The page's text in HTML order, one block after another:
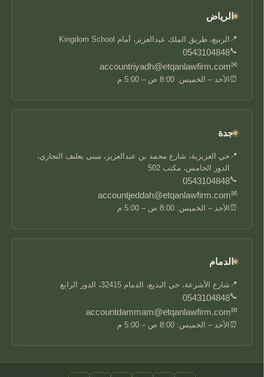
الرياض
📍 الربيع، طريق الملك عبدالعزيز، أمام Kingdom School
📞
0543104848
✉
accountriyadh@etqanlawfirm.com
⏰ الأحد – الخميس: 8:00 ص – 5:00 م
جدة
📍 حي العزيزية، شارع محمد بن عبدالعزيز، مبنى بعلنف التجاري،
الدور الخامس، مكتب 502
📞
0543104848
✉
accountjeddah@etqanlawfirm.com
⏰ الأحد – الخميس: 8:00 ص – 5:00 م
الدمام
📍 شارع الأشرعة، حي البديع، الدمام 32415، الدور الرابع
📞
0543104848
✉
accountdammam@etqanlawfirm.com
⏰ الأحد – الخميس: 8:00 ص – 5:00 م